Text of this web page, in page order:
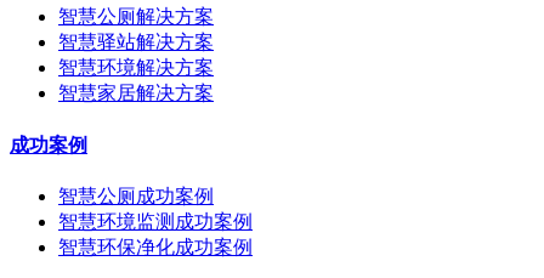
智慧公厕解决方案
智慧驿站解决方案
智慧环境解决方案
智慧家居解决方案
成功案例
智慧公厕成功案例
智慧环境监测成功案例
智慧环保净化成功案例